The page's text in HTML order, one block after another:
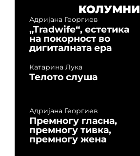
КОЛУМНИ
Адријана Георгиев
„Tradwife“, естетика
на покорност во
дигиталната ера
Катарина Лука
Телото слуша
Адријана Георгиев
Премногу гласна,
премногу тивка,
премногу жена